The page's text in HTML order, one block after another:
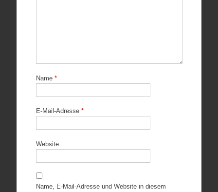
Name *
E-Mail-Adresse *
Website
Name, E-Mail-Adresse und Website in diesem